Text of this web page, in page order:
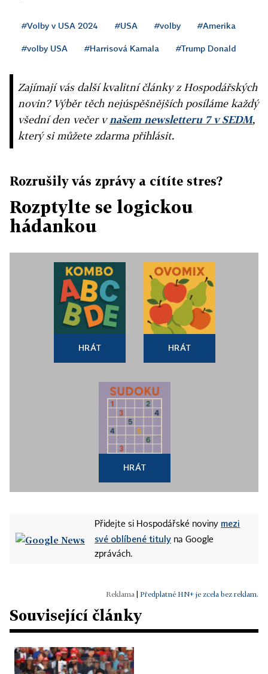
#Volby v USA 2024 #USA #volby #Amerika
#volby USA #Harrisová Kamala #Trump Donald
Zajímají vás další kvalitní články z Hospodářských
novin? Výběr těch nejúspěšnějších posíláme každý
všední den večer vnašem newsletteru 7 v SEDM,
který si můžete zdarma přihlásit.
Rozrušily vás zprávy a cítíte stres?
Rozptylte se logickou
hádankou
HRÁT HRÁT
HRÁT
Přidejte si Hospodářské noviny mezi
své oblíbené tituly na Google
zprávách.
Předplatné HN+ je zcela bez reklam.
Související články